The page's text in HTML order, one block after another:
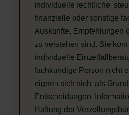
individuelle rechtliche,
finanzielle oder sonstige
Auskünfte, Empfehlungen
zu verstehen sind. Sie
individuelle
fachkundige Person nicht
eignen sich nicht als
Entscheidungen.
Haftung der